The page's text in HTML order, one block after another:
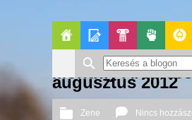
FőoldalBlogokPop-
Kult
Politika
Monthly
augusztus 2012
Zene Nincs